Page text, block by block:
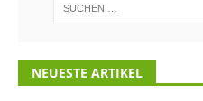
NEUESTE ARTIKEL